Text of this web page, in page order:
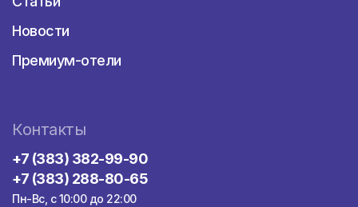
Новости
Премиум-отели
Контакты
+7 (383) 382-99-90
+7 (383) 288-80-65
Пн-Вс, с 10:00 до 22:00